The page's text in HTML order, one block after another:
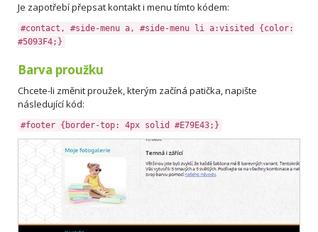
Je zapotřebí přepsat kontakt i menu tímto kódem:
#contact, #side-menu a, #side-menu li a:visited {color:
#5093F4;}
Barva proužku
Chcete-li změnit proužek, kterým začíná patička, napište
následující kód:
#footer {border-top: 4px solid #E79E43;}